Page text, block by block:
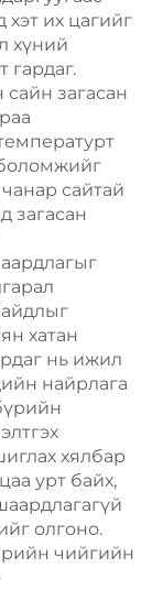
их цагийг
хүний
гардаг.
загасан
сайтай
загасан
хатан
нь ижил
найрлага
хялбар
урт байх,
олгоно.
чийгийн